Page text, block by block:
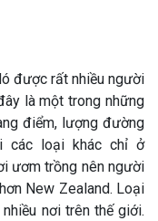
được rất nhiều người
là một trong những
điểm, lượng đường
các loại khác chỉ ở
ươm trồng nên người
New Zealand. Loại
nơi trên thế giới.